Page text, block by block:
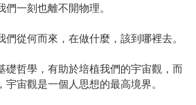
一刻也離不開物理。
從何而來，在做什麼，該到哪裡去。
礎哲學，有助於培植我們的宇宙觀，而
宙觀是一個人思想的最高境界。